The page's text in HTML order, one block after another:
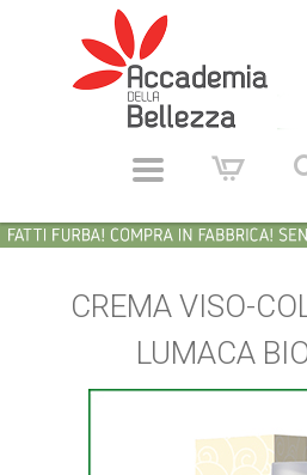
CREMA VISO-
LUMACA